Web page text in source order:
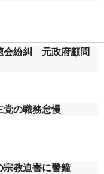
会紛糾 元政府顧問
党の職務怠慢
宗教迫害に警鐘